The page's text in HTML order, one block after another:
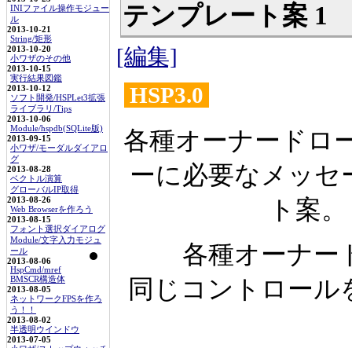
INIファイル操作モジュー
ル
2013-10-21
String/矩形
2013-10-20
小ワザのその他
2013-10-15
実行結果図鑑
2013-10-12
ソフト開発/HSPLet3拡張
ライブラリ/Tips
2013-10-06
Module/hspdb(SQLite版)
2013-09-15
小ワザ/モーダルダイアロ
グ
2013-08-28
ベクトル演算
グローバルIP取得
2013-08-26
Web Browserを作ろう
2013-08-15
フォント選択ダイアログ
Module/文字入力モジュ
ール
2013-08-06
HspCmd/mref
BMSCR構造体
2013-08-05
ネットワークFPSを作ろ
う！！
2013-08-02
半透明ウインドウ
2013-07-05
テンプレート案 1
[編集]
HSP3.0
各種オーナードロ
ーに必要なメッ
ト案
各種オーナー
同じコントロー